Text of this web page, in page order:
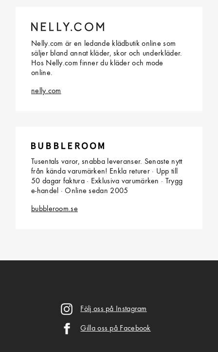
Nelly.com är en ledande klädbutik online som
säljer bland annat kläder, skor och underkläder.
Hos Nelly.com finner du kläder och mode
online.
nelly.com
Tusentals varor, snabba leveranser. Senaste nytt
från kända varumärken! Enkla returer · Upp till
50 dagar faktura · Exklusiva varumärken · Trygg
e-handel · Online sedan 2005
bubbleroom.se
Följ oss på Instagram
Gilla oss på Facebook